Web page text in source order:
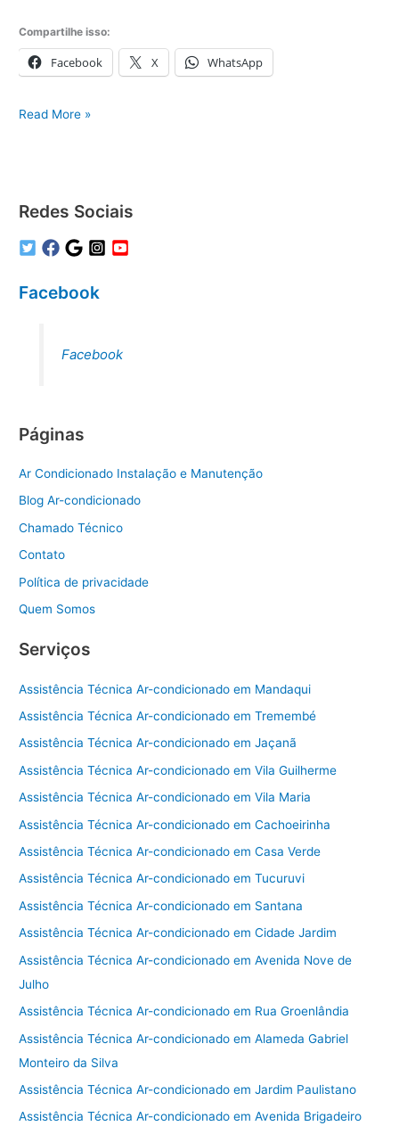
Compartilhe isso:
Facebook X WhatsApp
Springer
Read More »
Redes Sociais
Facebook
Facebook
Páginas
Ar Condicionado Instalação e Manutenção
Blog Ar-condicionado
Chamado Técnico
Contato
Política de privacidade
Quem Somos
Serviços
Assistência Técnica Ar-condicionado em Mandaqui
Assistência Técnica Ar-condicionado em Tremembé
Assistência Técnica Ar-condicionado em Jaçanã
Assistência Técnica Ar-condicionado em Vila Guilherme
Assistência Técnica Ar-condicionado em Vila Maria
Assistência Técnica Ar-condicionado em Cachoeirinha
Assistência Técnica Ar-condicionado em Casa Verde
Assistência Técnica Ar-condicionado em Tucuruvi
Assistência Técnica Ar-condicionado em Santana
Assistência Técnica Ar-condicionado em Cidade Jardim
Assistência Técnica Ar-condicionado em Avenida Nove de
Julho
Assistência Técnica Ar-condicionado em Rua Groenlândia
Assistência Técnica Ar-condicionado em Alameda Gabriel
Monteiro da Silva
Assistência Técnica Ar-condicionado em Jardim Paulistano
Assistência Técnica Ar-condicionado em Avenida Brigadeiro